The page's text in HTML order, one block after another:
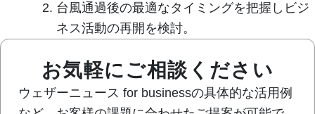
2. 台風通過後の最適なタイミングを把握しビジ
ネス活動の再開を検討。
お気軽にご相談ください
ウェザーニュース for businessの具体的な活用例